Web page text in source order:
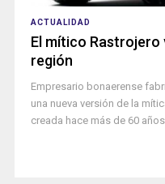
ACTUALIDAD
El mítico Rastrojero
región
Empresario bonaerense
una nueva versión de la
creada hace más de 60 años